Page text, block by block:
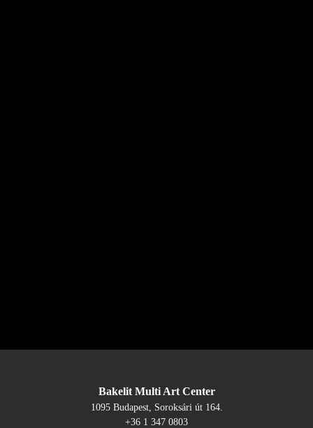
Bakelit Multi Art Center
1095 Budapest, Soroksári út 164.
+36 1 347 0803